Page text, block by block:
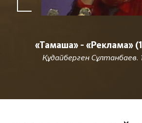
«Тамаша» - «Реклама»
Құдайберген